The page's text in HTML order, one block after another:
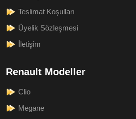
Teslimat Koşulları
Üyelik Sözleşmesi
İletişim
Renault Modeller
Clio
Megane